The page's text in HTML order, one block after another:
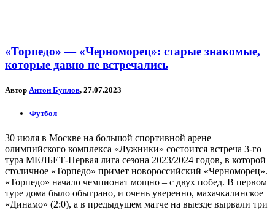
«Торпедо» — «Черноморец»: старые знакомые,
которые давно не встречались
Автор Антон Буялов, 27.07.2023
Футбол
30 июля в Москве на большой спортивной арене
олимпийского комплекса «Лужники» состоится встреча 3-го
тура МЕЛБЕТ-Первая лига сезона 2023/2024 годов, в которой
столичное «Торпедо» примет новороссийский «Черноморец».
«Торпедо» начало чемпионат мощно – с двух побед. В первом
туре дома было обыграно, и очень уверенно, махачкалинское
«Динамо» (2:0), а в предыдущем матче на выезде вырвали три